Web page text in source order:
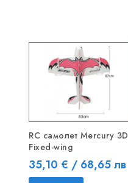
RC самолет Mercury 3D
Fixed-wing
Цена
35,10 € / 68,65 лв